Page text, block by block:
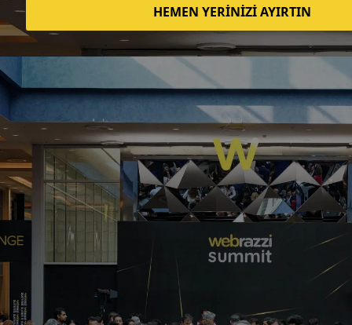
Hashtag'lerin yükselişi ve Super Bowl